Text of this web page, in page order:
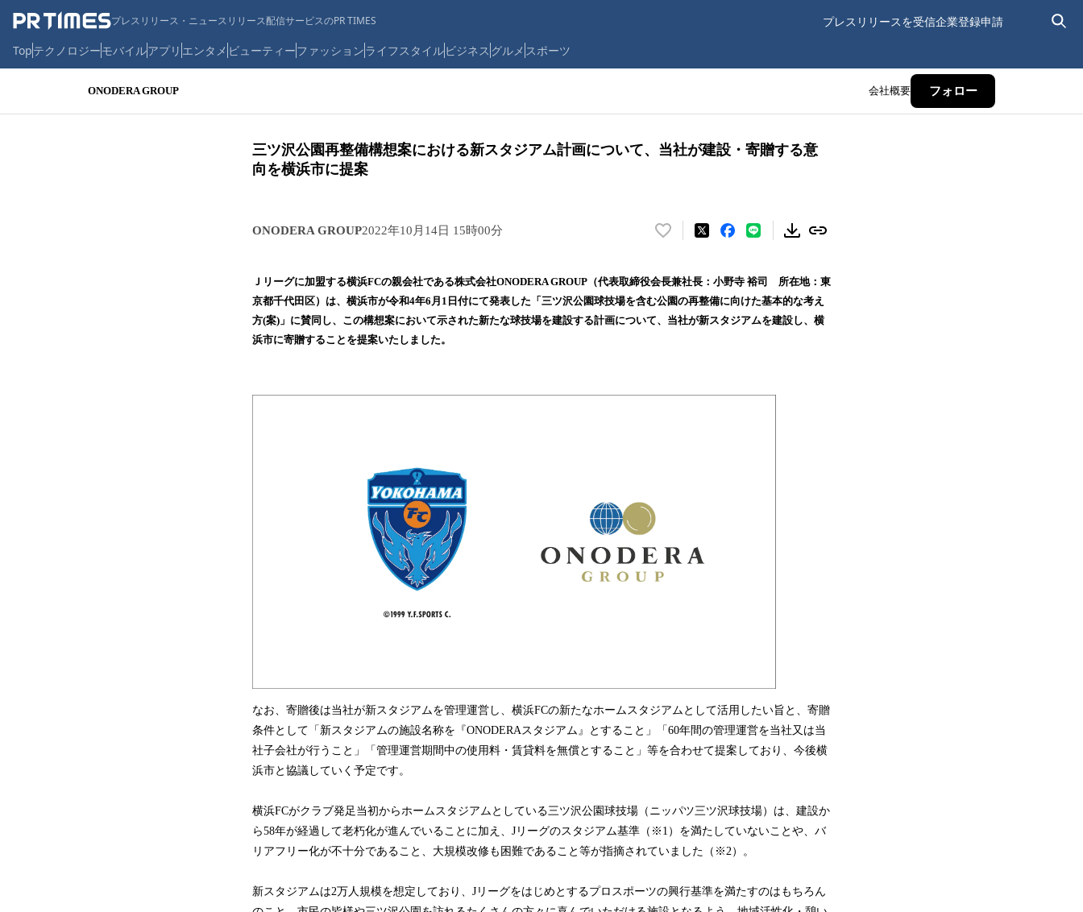
プレスリリース・ニュースリリース配信サービスのPR TIMES プレスリリースを受信企業登録申請
Topテクノロジーモバイルアプリ エンタメ ビューティーファッションライフスタイルビジネス グルメ スポーツ
ONODERA GROUP 会社概要 フォロー
三ツ沢公園再整備構想案における新スタジアム計画について、当社が建設・寄贈する意
向を横浜市に提案
ONODERA GROUP2022年10月14日 15時00分
い
！
数
を
Ｊリーグに加盟する横浜FCの親会社である株式会社ONODERA GROUP（代表取締役会長兼社長：小野寺 裕司 所在地：東
京都千代田区）は、横浜市が令和4年6月1日付にて発表した「三ツ沢公園球技場を含む公園の再整備に向けた基本的な考え
方(案)」に賛同し、この構想案において示された新たな球技場を建設する計画について、当社が新スタジアムを建設し、横
浜市に寄贈することを提案いたしました。
なお、寄贈後は当社が新スタジアムを管理運営し、横浜FCの新たなホームスタジアムとして活用したい旨と、寄贈
条件として「新スタジアムの施設名称を『ONODERAスタジアム』とすること」「60年間の管理運営を当社又は当
社子会社が行うこと」「管理運営期間中の使用料・賃貸料を無償とすること」等を合わせて提案しており、今後横
浜市と協議していく予定です。
横浜FCがクラブ発足当初からホームスタジアムとしている三ツ沢公園球技場（ニッパツ三ツ沢球技場）は、建設か
ら58年が経過して老朽化が進んでいることに加え、Jリーグのスタジアム基準（※1）を満たしていないことや、バ
リアフリー化が不十分であること、大規模改修も困難であること等が指摘されていました（※2）。
新スタジアムは2万人規模を想定しており、Jリーグをはじめとするプロスポーツの興行基準を満たすのはもちろん